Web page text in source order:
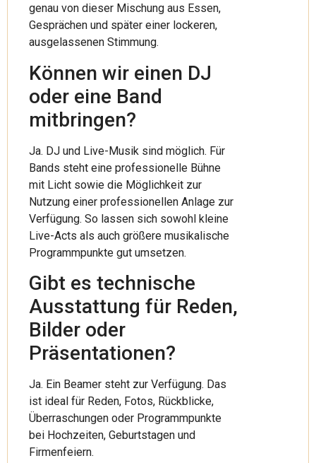
genau von dieser Mischung aus Essen,
Gesprächen und später einer lockeren,
ausgelassenen Stimmung.
Können wir einen DJ
oder eine Band
mitbringen?
Ja. DJ und Live-Musik sind möglich. Für
Bands steht eine professionelle Bühne
mit Licht sowie die Möglichkeit zur
Nutzung einer professionellen Anlage zur
Verfügung. So lassen sich sowohl kleine
Live-Acts als auch größere musikalische
Programmpunkte gut umsetzen.
Gibt es technische
Ausstattung für Reden,
Bilder oder
Präsentationen?
Ja. Ein Beamer steht zur Verfügung. Das
ist ideal für Reden, Fotos, Rückblicke,
Überraschungen oder Programmpunkte
bei Hochzeiten, Geburtstagen und
Firmenfeiern.